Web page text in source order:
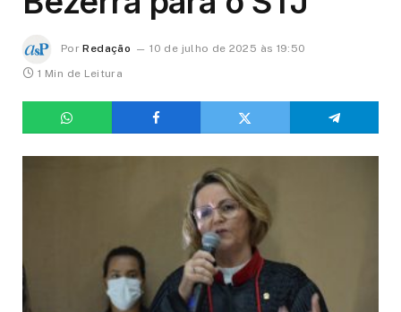
Por Redação
10 de julho de 2025 às 19:50
1 Min de Leitura